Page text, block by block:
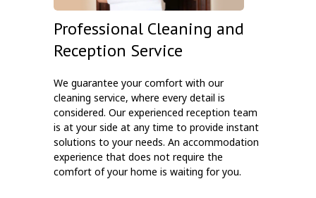
Professional Cleaning and
Reception Service
We guarantee your comfort with our
cleaning service, where every detail is
considered. Our experienced reception team
is at your side at any time to provide instant
solutions to your needs. An accommodation
experience that does not require the
comfort of your home is waiting for you.